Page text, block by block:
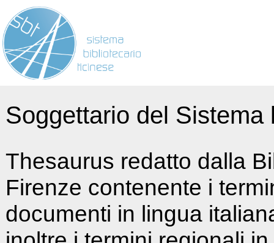
Soggettario del
Thesaurus redatto dalla
Firenze contenente i
documenti in lingua